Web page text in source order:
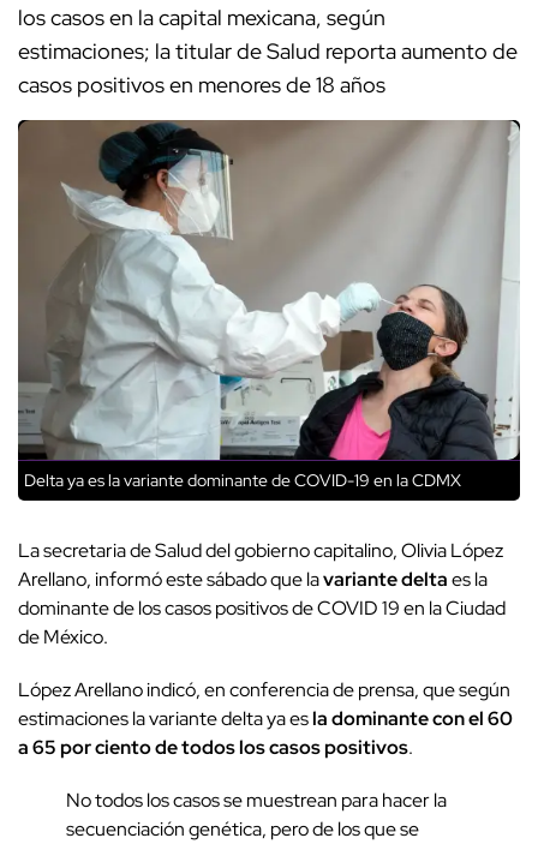
los casos en la capital mexicana, según
estimaciones; la titular de Salud reporta aumento de
casos positivos en menores de 18 años
Delta ya es la variante dominante de COVID-19 en la CDMX
La secretaria de Salud del gobierno capitalino, Olivia López
Arellano, informó este sábado que lavariante deltaes la
dominante de los casos positivos de COVID 19 en la Ciudad
de México.
López Arellano indicó, en conferencia de prensa, que según
estimaciones la variante delta ya esla dominante con el 60
a 65 por ciento de todos los casos positivos.
No todos los casos se muestrean para hacer la
secuenciación genética, pero de los que se